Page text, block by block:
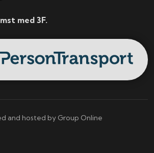
med 3F.
and hosted by Group Online